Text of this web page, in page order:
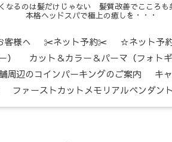
なるのは髪だけじゃない 髪質改善でこころも
本格ヘッドスパで極上の癒しを・・・
客様へ ✂ネット予約✂ ☆ネット予
カット＆カラー＆パーマ（フォトギ
周辺のコインパーキングのご案内 キ
ファーストカットメモリアルペンダント